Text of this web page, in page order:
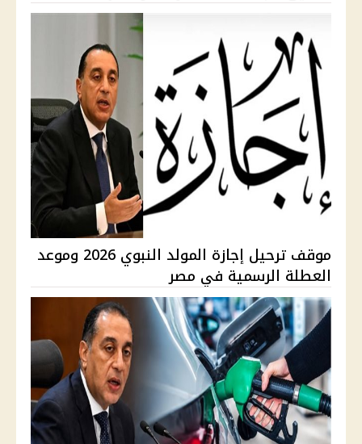
موقف ترحيل إجازة المولد النبوي 2026 وموعد
العطلة الرسمية في مصر